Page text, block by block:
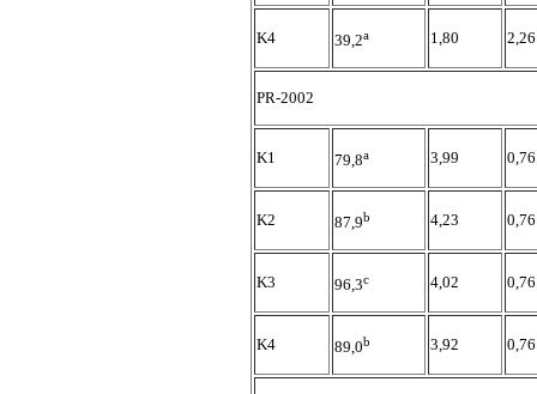
K4 39,2a 1,80 2,26
PR-2002
K1 79,8a 3,99 0,76
K2 87,9b 4,23 0,76
K3 96,3c 4,02 0,76
K4 89,0b 3,92 0,76